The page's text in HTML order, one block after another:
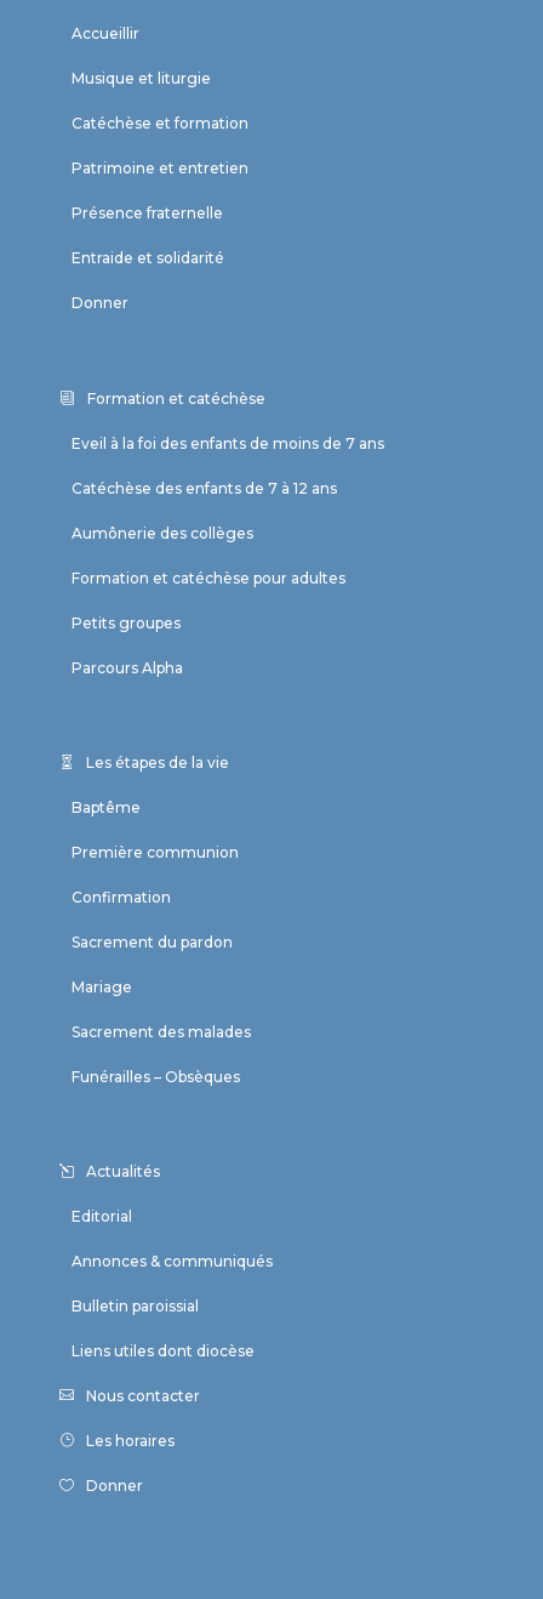
Accueillir
Musique et liturgie
Catéchèse et formation
Patrimoine et entretien
Présence fraternelle
Entraide et solidarité
Donner
Formation et catéchèse
Eveil à la foi des enfants de moins de 7 ans
Catéchèse des enfants de 7 à 12 ans
Aumônerie des collèges
Formation et catéchèse pour adultes
Petits groupes
Parcours Alpha
Les étapes de la vie
Baptême
Première communion
Confirmation
Sacrement du pardon
Mariage
Sacrement des malades
Funérailles – Obsèques
Actualités
Editorial
Annonces & communiqués
Bulletin paroissial
Liens utiles dont diocèse
Nous contacter
Les horaires
Donner